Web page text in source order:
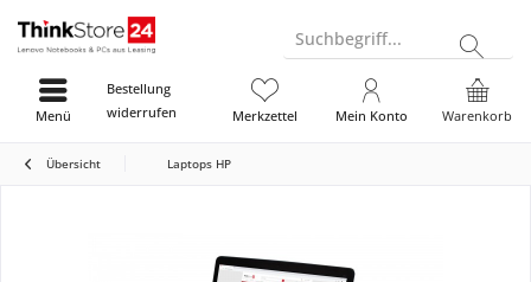
Suchbegriff...
Bestellung
widerrufen
Warenkorb
Merkzettel Mein Konto
Menü
Übersicht Laptops HP